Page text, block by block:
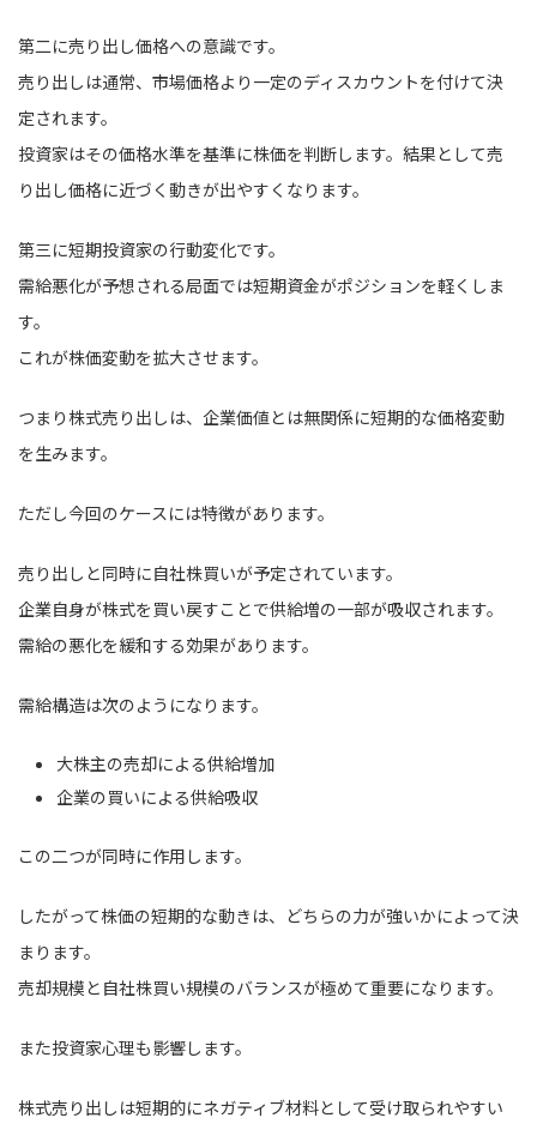
第二に売り出し価格への意識です。
売り出しは通常、市場価格より一定のディスカウントを付けて決
定されます。
投資家はその価格水準を基準に株価を判断します。結果として売
り出し価格に近づく動きが出やすくなります。
第三に短期投資家の行動変化です。
需給悪化が予想される局面では短期資金がポジションを軽くしま
す。
これが株価変動を拡大させます。
つまり株式売り出しは、企業価値とは無関係に短期的な価格変動
を生みます。
ただし今回のケースには特徴があります。
売り出しと同時に自社株買いが予定されています。
企業自身が株式を買い戻すことで供給増の一部が吸収されます。
需給の悪化を緩和する効果があります。
需給構造は次のようになります。
大株主の売却による供給増加
企業の買いによる供給吸収
この二つが同時に作用します。
したがって株価の短期的な動きは、どちらの力が強いかによって決
まります。
売却規模と自社株買い規模のバランスが極めて重要になります。
また投資家心理も影響します。
株式売り出しは短期的にネガティブ材料として受け取られやすい